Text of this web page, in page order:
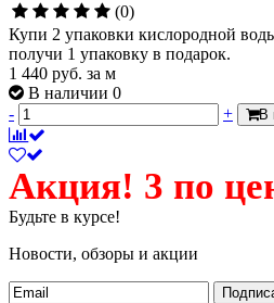
(0)
Купи 2 упаковки кислородной
получи 1 упаковку в подарок.
1 440 руб. за м
В наличии 0
-
+ В
Акция! 3 по
Будьте в курсе!
Новости, обзоры и акции